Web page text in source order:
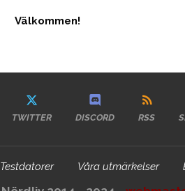
Välkommen!
TWITTER DISCORD RSS
Testdatorer Våra utmärkelser